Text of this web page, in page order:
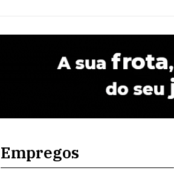
Empregos